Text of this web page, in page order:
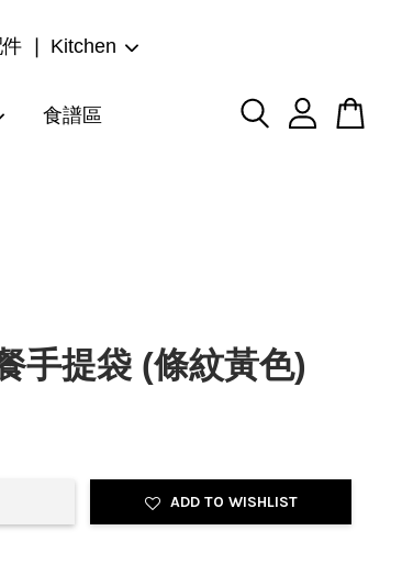
件 ❘ Kitchen
食譜區
手提袋 (條紋黃色)
ADD TO WISHLIST